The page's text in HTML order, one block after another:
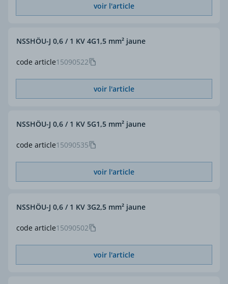
voir l'article
code article15090522
NSSHÖU-J 0,6 / 1 KV 4G1,5 mm² jaune
voir l'article
code article15090535
NSSHÖU-J 0,6 / 1 KV 5G1,5 mm² jaune
voir l'article
code article15090502
NSSHÖU-J 0,6 / 1 KV 3G2,5 mm² jaune
voir l'article